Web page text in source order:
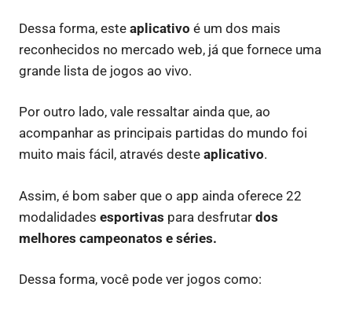
Dessa forma, este aplicativo é um dos mais
reconhecidos no mercado web, já que fornece uma
grande lista de jogos ao vivo.
Por outro lado, vale ressaltar ainda que, ao
acompanhar as principais partidas do mundo foi
muito mais fácil, através deste aplicativo.
Assim, é bom saber que o app ainda oferece 22
modalidades esportivas para desfrutar dos
melhores campeonatos e séries.
Dessa forma, você pode ver jogos como: